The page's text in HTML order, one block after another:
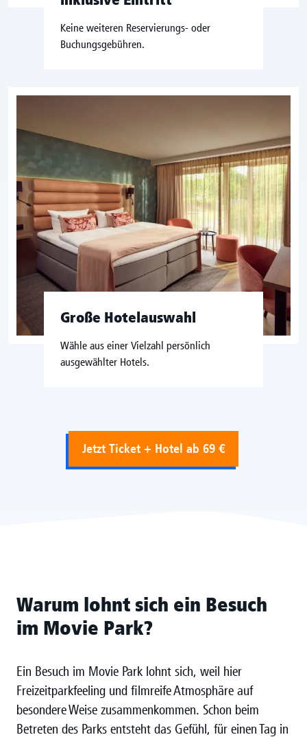
Keine weiteren Reservierungs- oder
Buchungsgebühren.
Große Hotelauswahl
Wähle aus einer Vielzahl persönlich
ausgewählter Hotels.
Jetzt Ticket + Hotel ab 69 €
Warum lohnt sich ein Besuch
im Movie Park?
Ein Besuch im Movie Park lohnt sich, weil hier
Freizeitparkfeeling und filmreife Atmosphäre auf
besondere Weise zusammenkommen. Schon beim
Betreten des Parks entsteht das Gefühl, für einen Tag in